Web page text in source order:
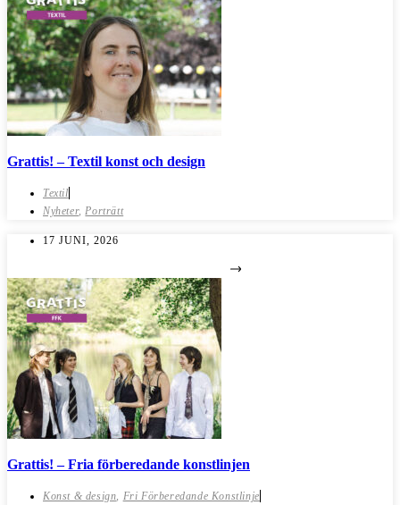
Grattis! – Textil konst och design
Textil
Nyheter,Porträtt
17 JUNI, 2026
Grattis! – Fria förberedande konstlinjen
Konst & design, Fri Förberedande Konstlinje